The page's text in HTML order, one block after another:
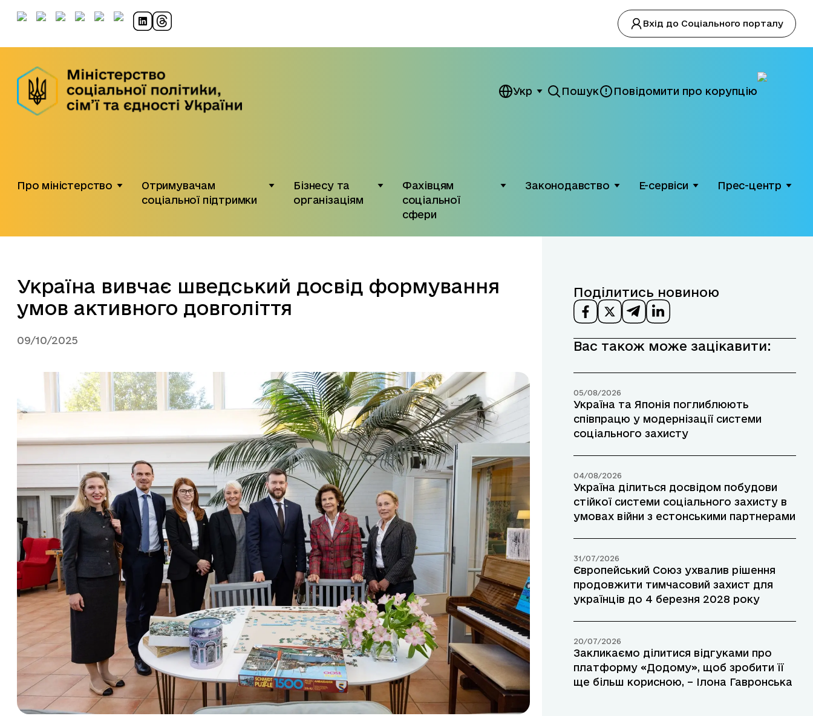
Вхід до Соціального порталу
Укр Пошук Повідомити про корупцію
Про міністерство
Отримувачам
соціальної підтримки
Бізнесу та
організаціям
Фахівцям
соціальної
сфери
Законодавство Е-сервіси Прес-центр
Україна вивчає шведський досвід формування
умов активного довголіття
09/10/2025
Поділитись новиною
Вас також може зацікавити:
05/08/2026
Україна та Японія поглиблюють
співпрацю у модернізації системи
соціального захисту
04/08/2026
Україна ділиться досвідом побудови
стійкої системи соціального захисту в
умовах війни з естонськими партнерами
31/07/2026
Європейський Союз ухвалив рішення
продовжити тимчасовий захист для
українців до 4 березня 2028 року
20/07/2026
Закликаємо ділитися відгуками про
платформу «Додому», щоб зробити її
ще більш корисною, – Ілона Гавронська